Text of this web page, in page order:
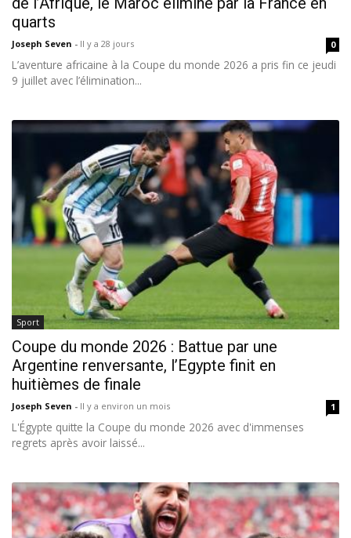
quarts
Joseph Seven - Il y a 28 jours 0
L’aventure africaine à la Coupe du monde 2026 a pris fin ce jeudi
9 juillet avec l’élimination...
Sport
Coupe du monde 2026 : Battue par une
Argentine renversante, l’Egypte finit en
huitièmes de finale
Joseph Seven - Il y a environ un mois 1
L'Égypte quitte la Coupe du monde 2026 avec d'immenses
regrets après avoir laissé...